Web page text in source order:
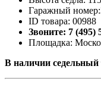
Гаражный
ID товара: 00988
Звоните: 7 (495)
Площадка:
В наличии седельный